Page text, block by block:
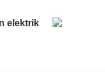
elektrik